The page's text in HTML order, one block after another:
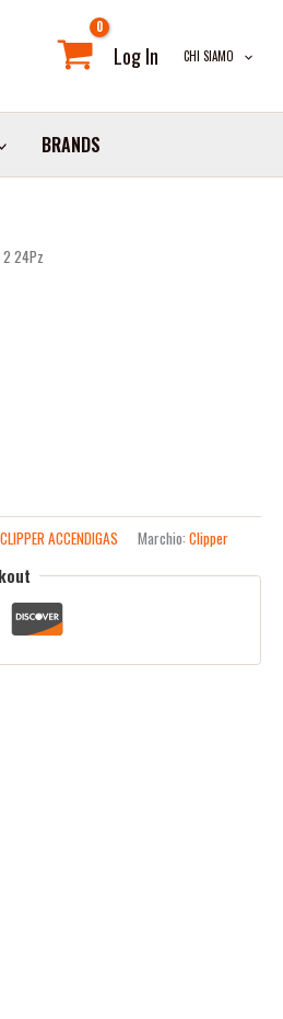
Log In CHI SIAMO
BRANDS
24Pz
CLIPPER ACCENDIGAS Marchio:Clipper